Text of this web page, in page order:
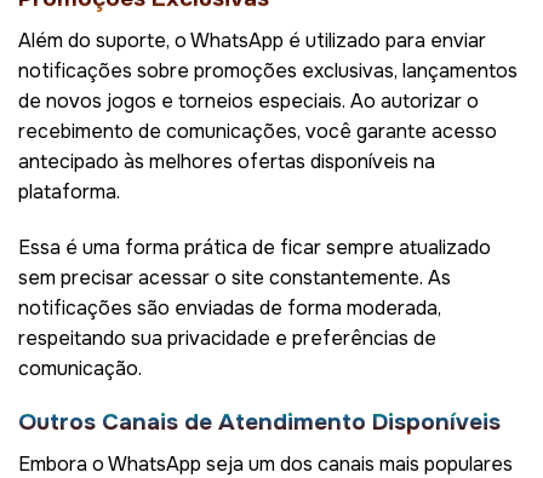
Além do suporte, o WhatsApp é utilizado para enviar
notificações sobre promoções exclusivas, lançamentos
de novos jogos e torneios especiais. Ao autorizar o
recebimento de comunicações, você garante acesso
antecipado às melhores ofertas disponíveis na
plataforma.
Essa é uma forma prática de ficar sempre atualizado
sem precisar acessar o site constantemente. As
notificações são enviadas de forma moderada,
respeitando sua privacidade e preferências de
comunicação.
Outros Canais de Atendimento Disponíveis
Embora o WhatsApp seja um dos canais mais populares